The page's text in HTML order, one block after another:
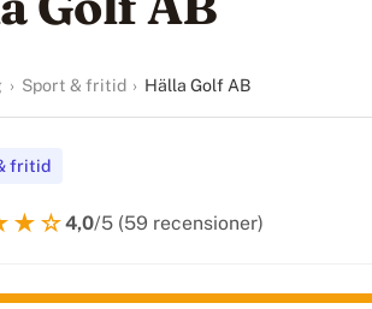
› Sport & fritid › Hälla Golf AB
fritid
4,0/5 (59 recensioner)